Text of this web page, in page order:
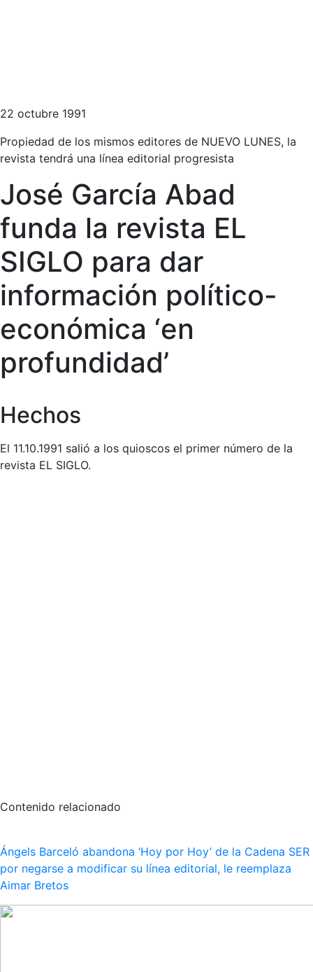
22 octubre 1991
Propiedad de los mismos editores de NUEVO LUNES, la
revista tendrá una línea editorial progresista
José García Abad
funda la revista EL
SIGLO para dar
información político-
económica ‘en
profundidad’
Hechos
El 11.10.1991 salió a los quioscos el primer número de la
revista EL SIGLO.
Contenido relacionado
Ángels Barceló abandona ‘Hoy por Hoy’ de la Cadena SER
por negarse a modificar su línea editorial, le reemplaza
Aimar Bretos